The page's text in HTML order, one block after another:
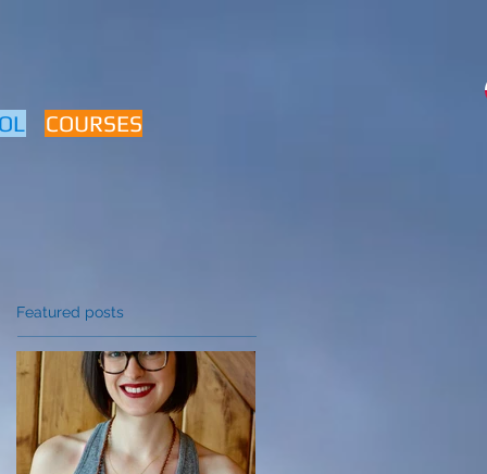
COURSES
Featured posts